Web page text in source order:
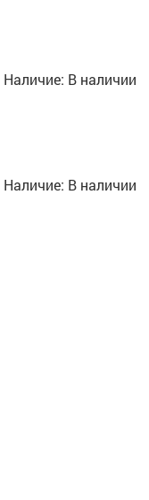
Наличие: В наличии
Наличие: В наличии